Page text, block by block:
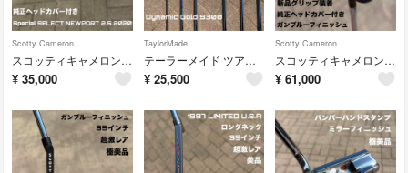
Scotty Cameron
スコッティキャメロン スペシャルセレクト ニューポート 2.5 2020 美品 34インチ
¥ 35,000
TaylorMade
テーラーメイド ツアープリファード MB 6本セット 5番〜PW Dynamic Gold S200
¥ 25,500
Scotty Cameron
スコッティキャメロン クラシック コロナド 1995 ガンブルーフィニッシュ 極美品 超超激レア
¥ 61,000